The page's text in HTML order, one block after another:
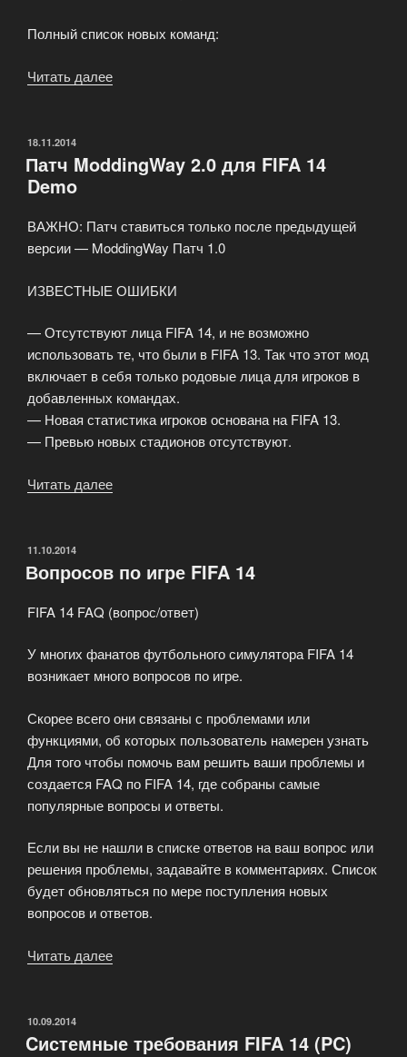
Полный список новых команд:
Читать далее
демо
ОПУБЛИКОВАНО
18.11.2014
Патч ModdingWay 2.0 для FIFA 14
Demo
ВАЖНО: Патч ставиться только после предыдущей
версии — ModdingWay Патч 1.0
ИЗВЕСТНЫЕ ОШИБКИ
— Отсутствуют лица FIFA 14, и не возможно
использовать те, что были в FIFA 13. Так что этот мод
включает в себя только родовые лица для игроков в
добавленных командах.
— Новая статистика игроков основана на FIFA 13.
— Превью новых стадионов отсутствуют.
Читать далее
FIFA
Demo»
ОПУБЛИКОВАНО
11.10.2014
Вопросов по игре FIFA 14
FIFA 14 FAQ (вопрос/ответ)
У многих фанатов футбольного симулятора FIFA 14
возникает много вопросов по игре.
Скорее всего они связаны с проблемами или
функциями, об которых пользователь намерен узнать
Для того чтобы помочь вам решить ваши проблемы и
создается FAQ по FIFA 14, где собраны самые
популярные вопросы и ответы.
Если вы не нашли в списке ответов на ваш вопрос или
решения проблемы, задавайте в комментариях. Список
будет обновляться по мере поступления новых
вопросов и ответов.
Читать далее
14»
ОПУБЛИКОВАНО
10.09.2014
Cистемные требования FIFA 14 (PC)